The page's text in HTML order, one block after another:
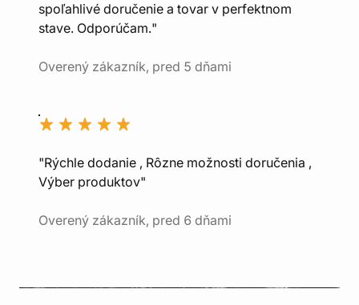
spoľahlivé doručenie a tovar v perfektnom
stave. Odporúčam."
Overený zákazník, pred 5 dňami
"Rýchle dodanie , Rôzne možnosti doručenia ,
Výber produktov"
Overený zákazník, pred 6 dňami